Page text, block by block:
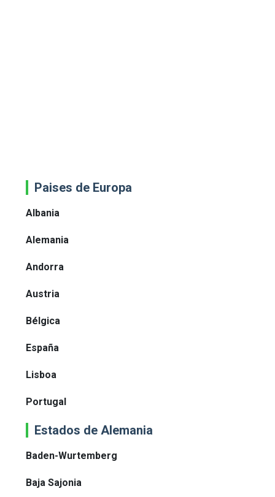
Paises de Europa
Albania
Alemania
Andorra
Austria
Bélgica
España
Lisboa
Portugal
Estados de Alemania
Baden-Wurtemberg
Baja Sajonia